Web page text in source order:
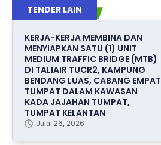
TENDER LAIN
KERJA-KERJA MEMBINA DAN
MENYIAPKAN SATU (1) UNIT
MEDIUM TRAFFIC BRIDGE (MTB)
DI TALIAIR TUCR2, KAMPUNG
BENDANG LUAS, CABANG EMPAT
TUMPAT DALAM KAWASAN
KADA JAJAHAN TUMPAT,
TUMPAT KELANTAN
Julai 26, 2026